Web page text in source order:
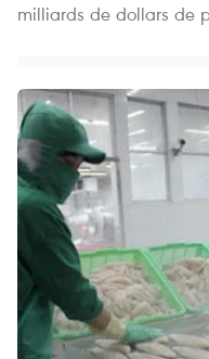
milliards de dollars de